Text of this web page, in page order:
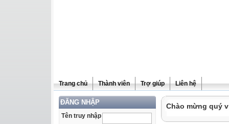
Trang chủ Thành viên Trợ giúp Liên hệ
ĐĂNG NHẬP
Tên truy nhập
Chào mừng quý